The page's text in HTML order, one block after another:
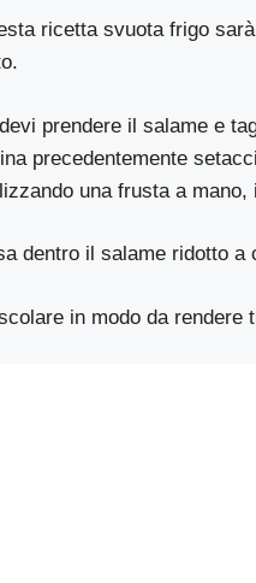
ricetta svuota frigo
prendere il salame e
precedentemente
una frusta a
dentro il salame ridotto
in modo da rendere